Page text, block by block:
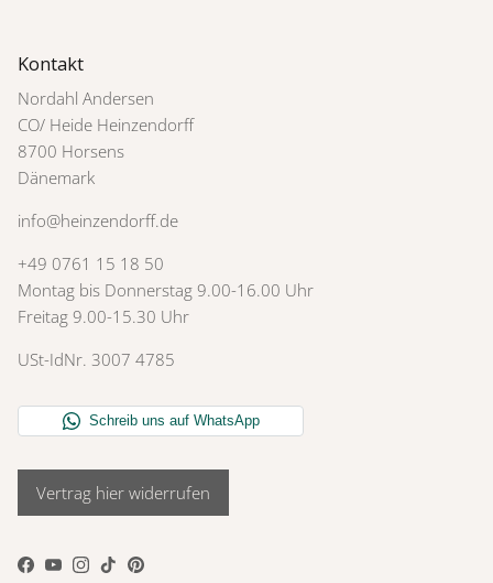
Kontakt
Nordahl Andersen
CO/ Heide Heinzendorff
8700 Horsens
Dänemark
info@heinzendorff.de
+49 0761 15 18 50
Montag bis Donnerstag 9.00-16.00 Uhr
Freitag 9.00-15.30 Uhr
USt-IdNr. 3007 4785
Vertrag hier widerrufen
Facebook
YouTube
Instagram
TikTokPinterest